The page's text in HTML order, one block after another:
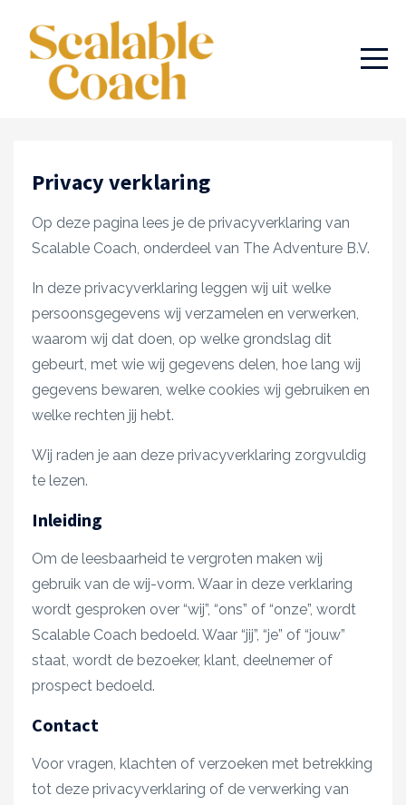
Privacy verklaring
Op deze pagina lees je de privacyverklaring van
Scalable Coach, onderdeel van The Adventure B.V.
In deze privacyverklaring leggen wij uit welke
persoonsgegevens wij verzamelen en verwerken,
waarom wij dat doen, op welke grondslag dit
gebeurt, met wie wij gegevens delen, hoe lang wij
gegevens bewaren, welke cookies wij gebruiken en
welke rechten jij hebt.
Wij raden je aan deze privacyverklaring zorgvuldig
te lezen.
Inleiding
Om de leesbaarheid te vergroten maken wij
gebruik van de wij-vorm. Waar in deze verklaring
wordt gesproken over “wij”, “ons” of “onze”, wordt
Scalable Coach bedoeld. Waar “jij”, “je” of “jouw”
staat, wordt de bezoeker, klant, deelnemer of
prospect bedoeld.
Contact
Voor vragen, klachten of verzoeken met betrekking
tot deze privacyverklaring of de verwerking van